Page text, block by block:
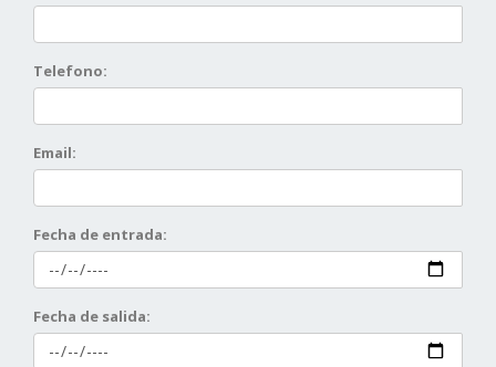
Telefono:
Email:
Fecha de entrada:
Fecha de salida: